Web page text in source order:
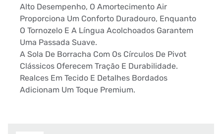
Alto Desempenho, O Amortecimento Air
Proporciona Um Conforto Duradouro, Enquanto
O Tornozelo E A Língua Acolchoados Garantem
Uma Passada Suave.
A Sola De Borracha Com Os Círculos De Pivot
Clássicos Oferecem Tração E Durabilidade.
Realces Em Tecido E Detalhes Bordados
Adicionam Um Toque Premium.